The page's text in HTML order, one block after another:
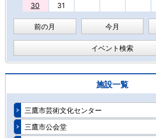
30
31
前の月 今月
イベント検索
施設一覧
三鷹市芸術文化センター
三鷹市公会堂